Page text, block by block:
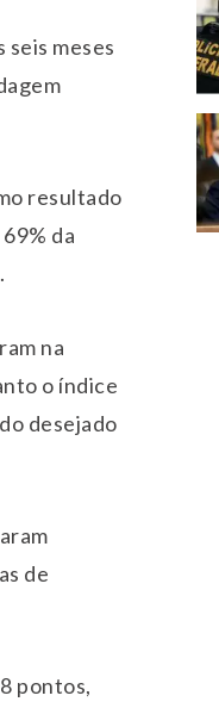
meses
resultado
da
na
o índice
desejado
de
pontos,